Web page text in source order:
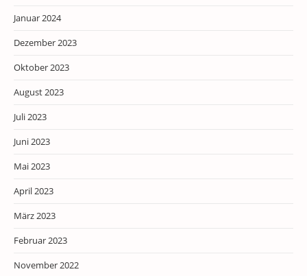
Januar 2024
Dezember 2023
Oktober 2023
August 2023
Juli 2023
Juni 2023
Mai 2023
April 2023
März 2023
Februar 2023
November 2022